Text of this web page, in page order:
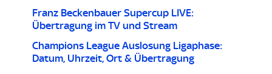
Franz Beckenbauer Supercup LIVE:
Übertragung im TV und Stream
Champions League Auslosung Ligaphase:
Datum, Uhrzeit, Ort & Übertragung